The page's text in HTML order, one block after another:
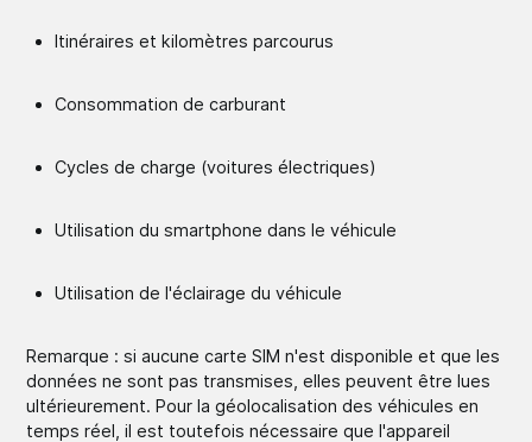
Itinéraires et kilomètres parcourus
Consommation de carburant
Cycles de charge (voitures électriques)
Utilisation du smartphone dans le véhicule
Utilisation de l'éclairage du véhicule
Remarque : si aucune carte SIM n'est disponible et que les
données ne sont pas transmises, elles peuvent être lues
ultérieurement. Pour la géolocalisation des véhicules en
temps réel, il est toutefois nécessaire que l'appareil